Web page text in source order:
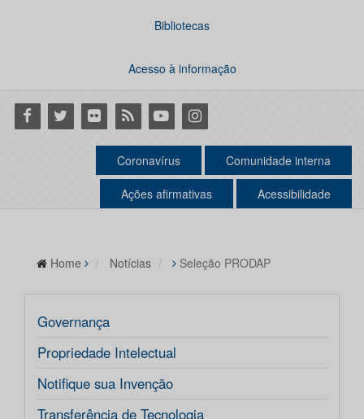
Bibliotecas
Acesso à informação
Facebook
Twitter Flickr RSS YoutubeInstagram
Coronavírus Comunidade interna
Ações afirmativas Acessibilidade
Home Notícias Seleção PRODAP
Governança
Propriedade Intelectual
Notifique sua Invenção
Transferência de Tecnologia